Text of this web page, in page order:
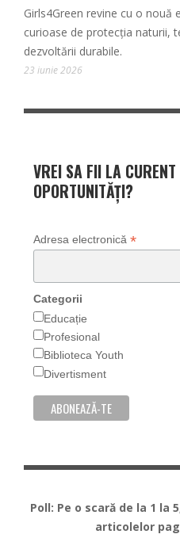
Girls4Green revine cu o
curioase de protecția naturii,
dezvoltării durabile.
23 iunie 2026
VREI SA FII LA
OPORTUNITĂȚI?
Adresa electronică *
Categorii
Educație
Profesional
Biblioteca Youth
Divertisment
Poll: Pe o scară de la 1 la
articolelor